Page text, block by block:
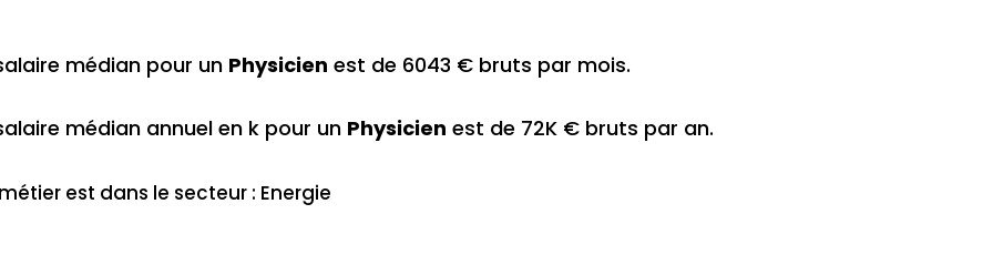
médian pour un Physicien est de 6043 € bruts par mois.
médian annuel en k pour un Physicien est de 72K € bruts par an.
est dans le secteur : Energie